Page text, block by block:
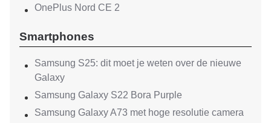
OnePlus Nord CE 2
Smartphones
Samsung S25: dit moet je weten over de nieuwe
Galaxy
Samsung Galaxy S22 Bora Purple
Samsung Galaxy A73 met hoge resolutie camera